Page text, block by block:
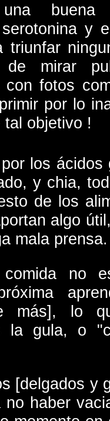
buena
y
triunfar
mirar
con fotos
por lo
objetivo !
los ácidos
y chia,
de los
algo
mala prensa.
no
más], lo
la gula, o
[delgados y
no haber